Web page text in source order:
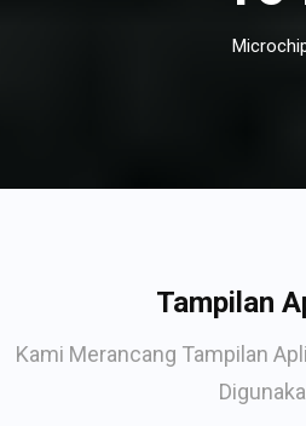
Tampilan
Kami Merancang Tampilan